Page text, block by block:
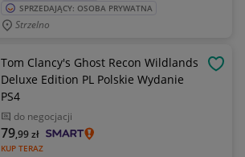
SPRZEDAJĄCY: OSOBA PRYWATNA
Strzelno
Tom Clancy's Ghost Recon Wildlands
Deluxe Edition PL Polskie Wydanie
PS4
do negocjacji
KUP TERAZ
79,99zł